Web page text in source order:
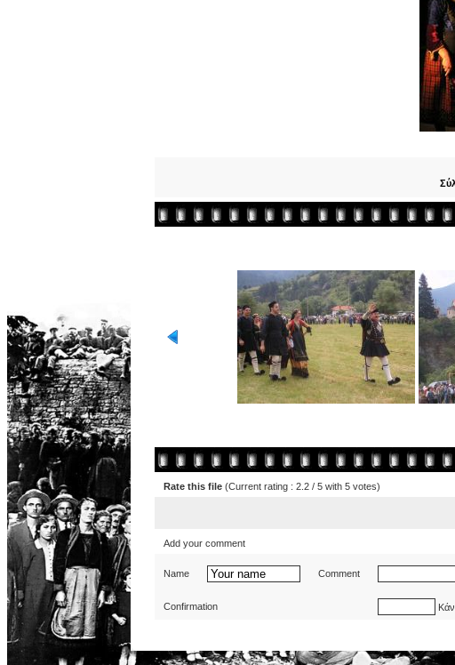
Rate this file (Current rating : 2.2 / 5 with 5 votes)
Add your comment
Name Comment
Confirmation